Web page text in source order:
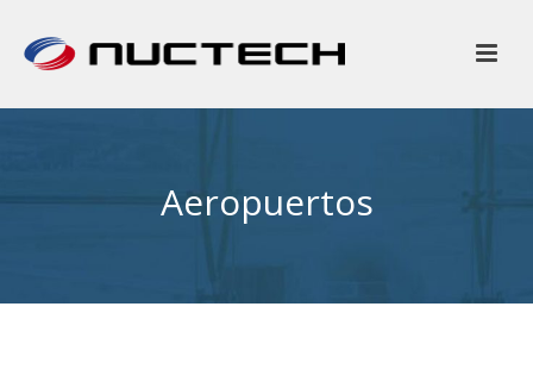
Aeropuertos